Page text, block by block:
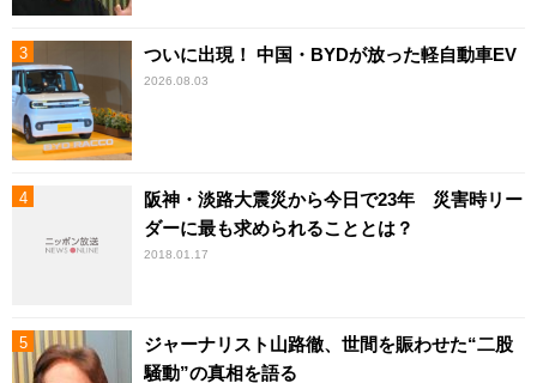
ついに出現！ 中国・BYDが放った軽自動車EV
2026.08.03
阪神・淡路大震災から今日で23年 災害時リー
ダーに最も求められることとは？
2018.01.17
ジャーナリスト山路徹、世間を賑わせた“二股
騒動”の真相を語る